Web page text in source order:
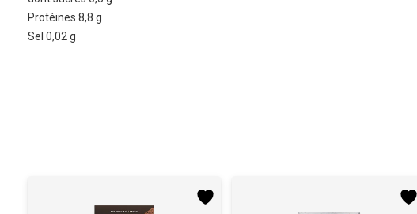
Protéines 8,8 g
Sel 0,02 g